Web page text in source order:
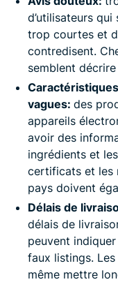
d’utilisateurs
trop courtes et
contredisent.
semblent
vagues: des
appareils
avoir des
ingrédients et
certificats et les
pays doivent
Délais de
délais de
peuvent
faux listings.
même mettre